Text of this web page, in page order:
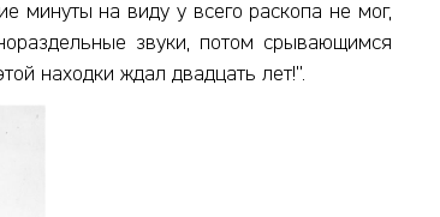
минуты на виду у всего раскопа не мог,
звуки, потом срывающимся
находки ждал двадцать лет!”.